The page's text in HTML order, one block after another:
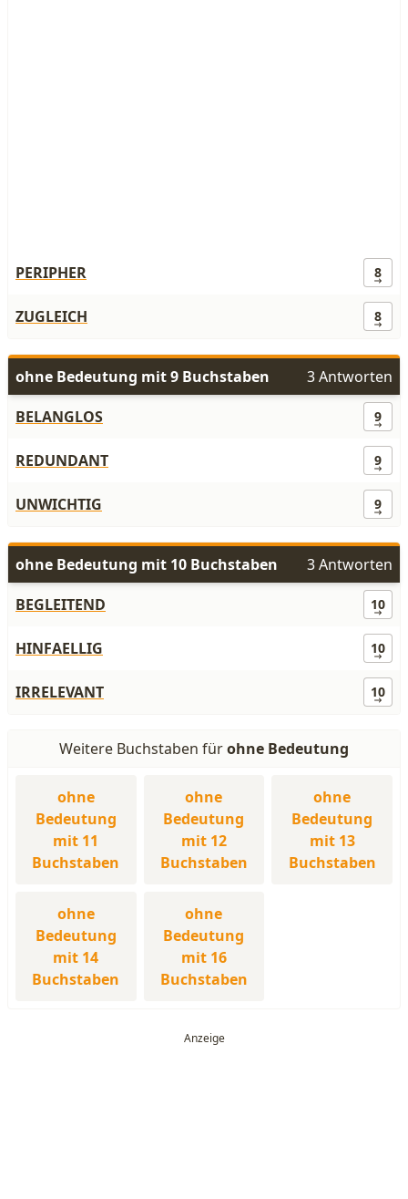
PERIPHER 8
ZUGLEICH 8
ohne Bedeutung mit 9 Buchstaben
3 Antworten
BELANGLOS
9
REDUNDANT 9
UNWICHTIG 9
ohne Bedeutung mit 10 Buchstaben
3 Antworten
BEGLEITEND
10
HINFAELLIG 10
IRRELEVANT 10
Weitere Buchstaben fürohne Bedeutung
ohne
Bedeutung
mit 11
Buchstaben
ohne
Bedeutung
mit 12
Buchstaben
ohne
Bedeutung
mit 13
Buchstaben
ohne
Bedeutung
mit 14
Buchstaben
ohne
Bedeutung
mit 16
Buchstaben